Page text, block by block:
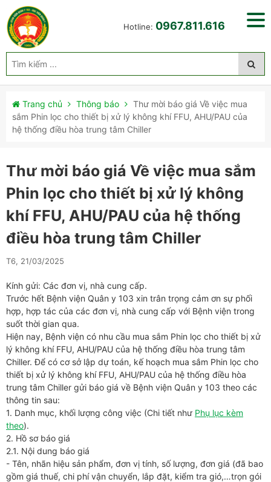
Hotline: 0967.811.616
Trang chủ Thông báo
Thư mời báo giá Về việc mua
sắm Phin lọc cho thiết bị xử lý không khí FFU, AHU/PAU của
hệ thống điều hòa trung tâm Chiller
Thư mời báo giá Về việc mua sắm
Phin lọc cho thiết bị xử lý không
khí FFU, AHU/PAU của hệ thống
điều hòa trung tâm Chiller
T6, 21/03/2025
Kính gửi: Các đơn vị, nhà cung cấp.
Trước hết Bệnh viện Quân y 103 xin trân trọng cảm ơn sự phối
hợp, hợp tác của các đơn vị, nhà cung cấp với Bệnh viện trong
suốt thời gian qua.
Hiện nay, Bệnh viện có nhu cầu mua sắm Phin lọc cho thiết bị xử
lý không khí FFU, AHU/PAU của hệ thống điều hòa trung tâm
Chiller. Để có cơ sở lập dự toán, kế hoạch mua sắm Phin lọc cho
thiết bị xử lý không khí FFU, AHU/PAU của hệ thống điều hòa
trung tâm Chiller gửi báo giá về Bệnh viện Quân y 103 theo các
thông tin sau:
1. Danh mục, khối lượng công việc (Chi tiết như Phụ lục kèm
theo).
2. Hồ sơ báo giá
2.1. Nội dung báo giá
- Tên, nhãn hiệu sản phẩm, đơn vị tính, số lượng, đơn giá (đã bao
gồm giá thuế, chi phí vận chuyển, lắp đặt, kiểm tra gió,…trọn gói